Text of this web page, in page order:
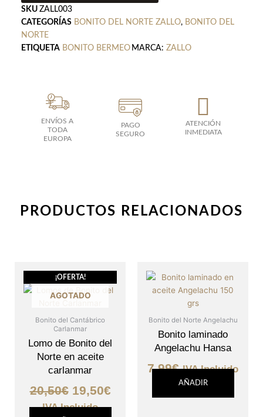
en
escabeche
1,8
kgr
SKU ZALL003
CATEGORÍAS BONITO DEL NORTE ZALLO, BONITO DEL
NORTE
ETIQUETA BONITO BERMEO MARCA:ZALLO
ENVÍOS A
TODA
EUROPA
PAGO
SEGURO
ATENCIÓN
INMEDIATA
PRODUCTOS RELACIONADOS
¡OFERTA!
AGOTADO
Bonito del Cantábrico
Carlanmar
Lomo de Bonito del
Norte en aceite
carlanmar
20,50€
El
precio
original
era:
20,50€.
19,50€
El
precio
IVA Incluido
Bonito del Norte Angelachu
Bonito laminado
Angelachu Hansa
7,99€ IVA Incluido
AÑADIR